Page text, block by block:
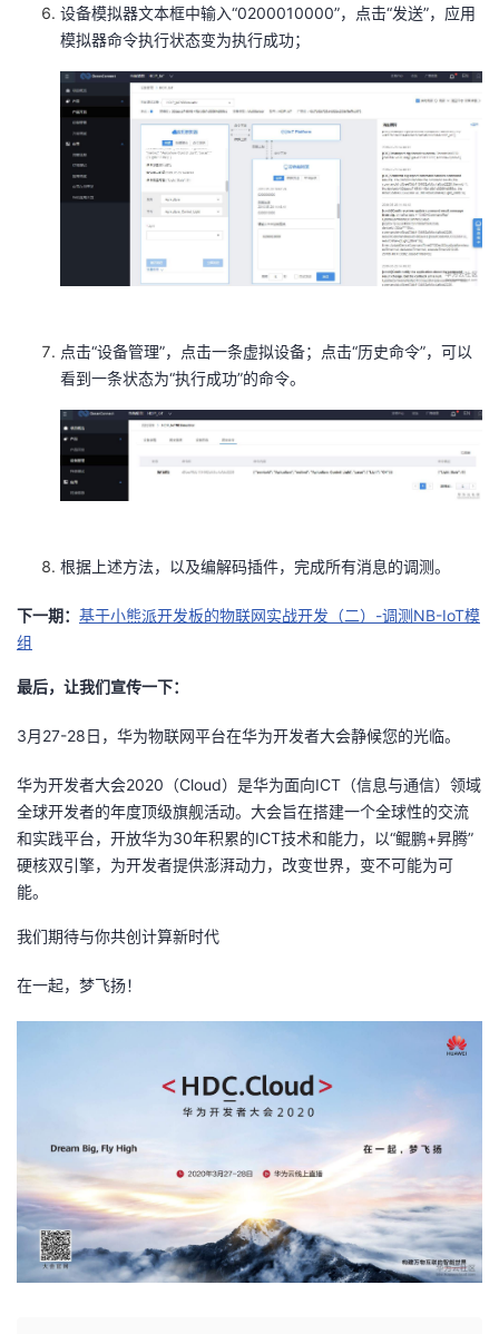
设备模拟器文本框中输入“0200010000”，点击“发送”，应用
模拟器命令执行状态变为执行成功；
点击“设备管理”，点击一条虚拟设备；点击“历史命令”，可以
看到一条状态为“执行成功”的命令。
根据上述方法，以及编解码插件，完成所有消息的调测。
下一期： 基于小熊派开发板的物联网实战开发（二）-调测NB-IoT模
组
最后，让我们宣传一下：
3月27-28日，华为物联网平台在华为开发者大会静候您的光临。
华为开发者大会2020（Cloud）是华为面向ICT（信息与通信）领域
全球开发者的年度顶级旗舰活动。大会旨在搭建一个全球性的交流
和实践平台，开放华为30年积累的ICT技术和能力，以“鲲鹏+昇腾”
硬核双引擎，为开发者提供澎湃动力，改变世界，变不可能为可
能。
我们期待与你共创计算新时代
在一起，梦飞扬！